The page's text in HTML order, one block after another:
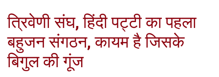
त्रिवेणी संघ, हिंदी पट्टी का पहला
बहुजन संगठन, कायम है जिसके
बिगुल की गूंज